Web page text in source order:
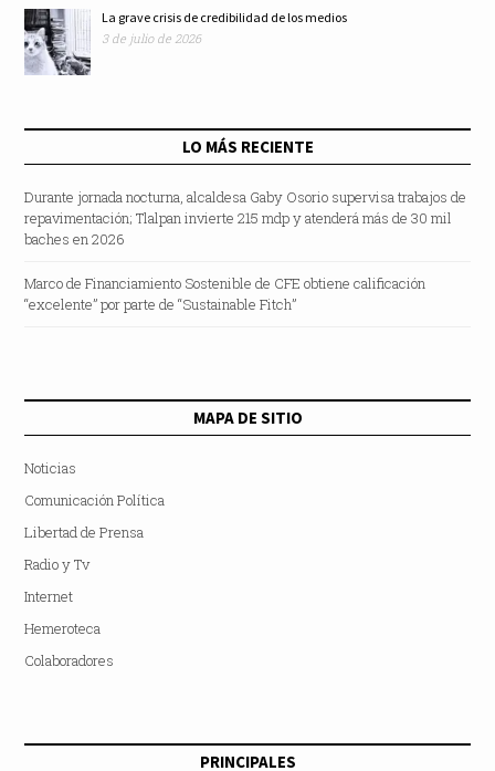
La grave crisis de credibilidad de los medios
3 de julio de 2026
LO MÁS RECIENTE
Durante jornada nocturna, alcaldesa Gaby Osorio supervisa trabajos de
repavimentación; Tlalpan invierte 215 mdp y atenderá más de 30 mil
baches en 2026
Marco de Financiamiento Sostenible de CFE obtiene calificación
“excelente” por parte de “Sustainable Fitch”
MAPA DE SITIO
Noticias
Comunicación Política
Libertad de Prensa
Radio y Tv
Internet
Hemeroteca
Colaboradores
PRINCIPALES